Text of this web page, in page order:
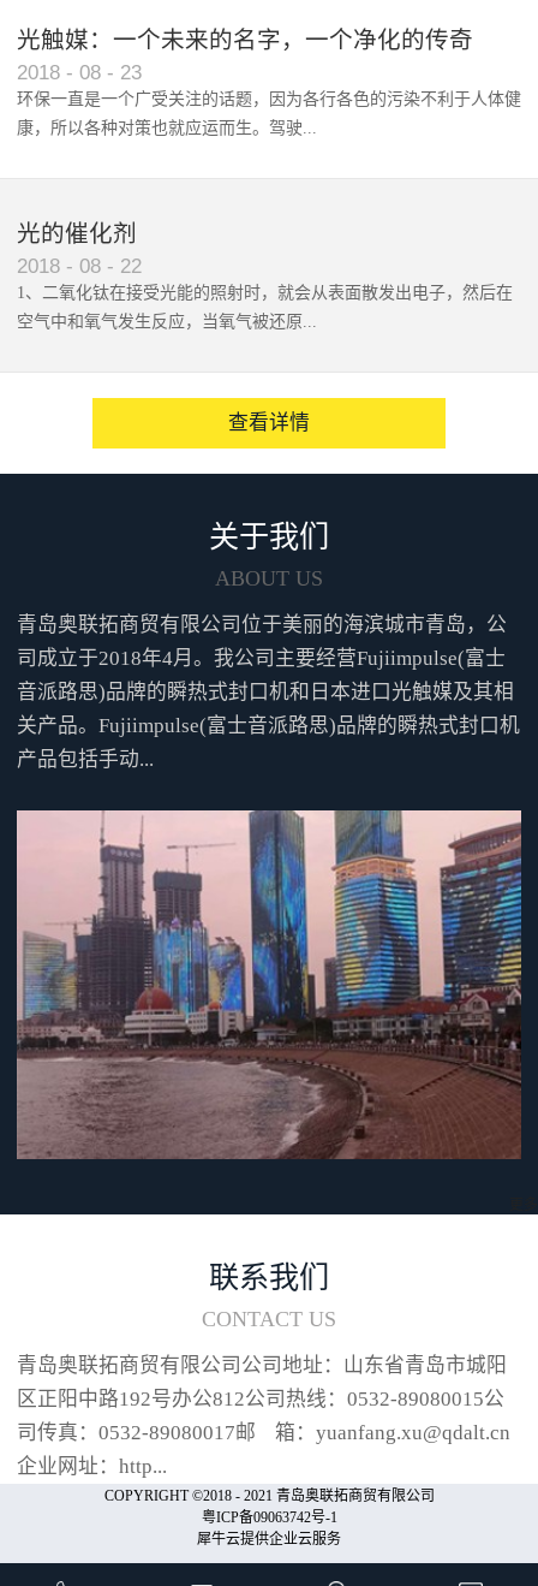
装袋尺寸（最大） V-460系列：
46cm以下 V-610系列：61cm以
下最新型：B型V-460G/V-610G各
系列单侧加热式PE/PP/NY/PVA :
PE/PP/NY/PVA : 0.3mm其它复
列的概要V-460G/V-610G系列封
口机是一款台式、集封口/抽真空/
体， 设计简洁明快，非常适用于
各类食品行业、半导体等行业。
可对包装物进行充气封口通过使
保质期的功能，还可以减少产品
的体积，从而降低企业的物流成
包装袋内冲入惰性气体后，可以
有效的起到防锈、防虫、防腐等
功效。可根据实际需要选择真空
泵型号名称图像特征排气速度到
达真空度标准型50RNS无油活塞
式39L/min-87.0kpa简易S型FDP-
台)-58.6kpa高速H型DOP-80S无油
活塞式80L/min-96.0kpa采用电磁
铁式驱动方式本机采用我公司专
利产品的电磁铁作为动力驱动
源，可以降低客户的机器使用过
程的维护成本，无需外设高压空
气源以及气源周边的配套设备，
减少了客户的日常工作量。标准
采用“i 型加热条”“i 型加热条”热
膨胀率低，采用此种加热条可以
降低加热条在使用过程中的折损
频率，提高加热条周边耗材的使
设定范围可分为8各阶段，在
10mm和80mm之间进行调节（以
10mm为单位）。喷嘴收起时喷嘴
光触媒：一个未来的名字，一个净化的传奇
2018 - 08 - 23
环保一直是一个广受关注的话题，因为各行各色的污染不利于人体健
康，所以各种对策也就应运而生。驾驶...
光的催化剂
2018 - 08 - 22
1、二氧化钛在接受光能的照射时，就会从表面散发出电子，然后在
空气中和氧气发生反应，当氧气被还原...
后，会产生超氧阴离子。&#...
查看详情
关于我们
ABOUT US
青岛奥联拓商贸有限公司位于美丽的海滨城市青岛，公
司成立于2018年4月。我公司主要经营Fujiimpulse(富士
音派路思)品牌的瞬热式封口机和日本进口光触媒及其相
关产品。Fujiimpulse(富士音派路思)品牌的瞬热式封口机
产品包括手动...
联系我们
CONTACT US
青岛奥联拓商贸有限公司公司地址：山东省青岛市城阳
区正阳中路192号办公812公司热线：0532-89080015公
司传真：0532-89080017邮 箱：yuanfang.xu@qdalt.cn
企业网址：http...
COPYRIGHT ©2018 - 2021 青岛奥联拓商贸有限公司
粤ICP备09063742号-1
犀牛云提供企业云服务